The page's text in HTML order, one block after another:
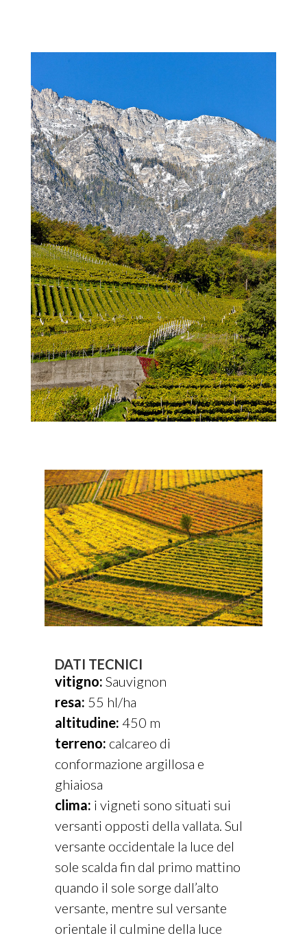
DATI TECNICI
vitigno: Sauvignon
resa: 55 hl/ha
altitudine: 450 m
terreno: calcareo di
conformazione argillosa e
ghiaiosa
clima: i vigneti sono situati sui
versanti opposti della vallata. Sul
versante occidentale la luce del
sole scalda fin dal primo mattino
quando il sole sorge dall’alto
versante, mentre sul versante
orientale il culmine della luce